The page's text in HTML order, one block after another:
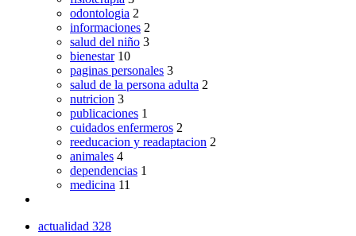
odontologia 2
informaciones 2
salud del niño 3
bienestar 10
paginas personales 3
salud de la persona adulta 2
nutricion 3
publicaciones 1
cuidados enfermeros 2
reeducacion y readaptacion 2
animales 4
dependencias 1
medicina 11
actualidad 328